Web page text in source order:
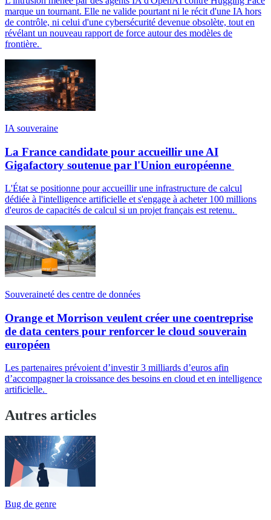
marque un tournant. Elle ne valide pourtant ni le récit d'une IA hors
de contrôle, ni celui d'une cybersécurité devenue obsolète, tout en
révélant un nouveau rapport de force autour des modèles de
frontière.
IA souveraine
La France candidate pour accueillir une AI
Gigafactory soutenue par l'Union européenne
L'État se positionne pour accueillir une infrastructure de calcul
dédiée à l'intelligence artificielle et s'engage à acheter 100 millions
d'euros de capacités de calcul si un projet français est retenu.
Souveraineté des centre de données
Orange et Morrison veulent créer une coentreprise
de data centers pour renforcer le cloud souverain
européen
Les partenaires prévoient d’investir 3 milliards d’euros afin
d’accompagner la croissance des besoins en cloud et en intelligence
artificielle.
Autres articles
Bug de genre